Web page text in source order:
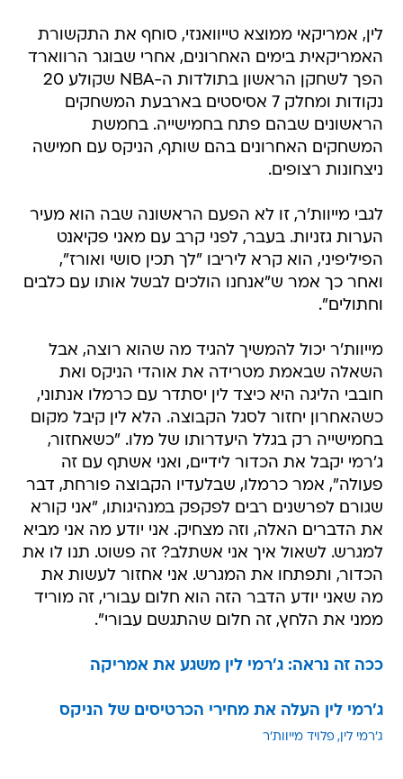
לין, אמריקאי ממוצא טייוואנזי, סוחף את התקשורת
האמריקאית בימים האחרונים, אחרי שבוגר הרווארד
הפך לשחקן הראשון בתולדות ה-NBA שקולע 20
נקודות ומחלק 7 אסיסטים בארבעת המשחקים
הראשונים שבהם פתח בחמישייה. בחמשת
המשחקים האחרונים בהם שותף, הניקס עם חמישה
ניצחונות רצופים.
לגבי מייוות'ר, זו לא הפעם הראשונה שבה הוא מעיר
הערות גזניות. בעבר, לפני קרב עם מאני פקיאנט
הפיליפיני, הוא קרא ליריבו "לך תכין סושי ואורז",
ואחר כך אמר ש"אנחנו הולכים לבשל אותו עם כלבים
וחתולים".
מייוות'ר יכול להמשיך להגיד מה שהוא רוצה, אבל
השאלה שבאמת מטרידה את אוהדי הניקס ואת
חובבי הליגה היא כיצד לין יסתדר עם כרמלו אנתוני,
כשהאחרון יחזור לסגל הקבוצה. הלא לין קיבל מקום
בחמישייה רק בגלל היעדרותו של מלו. "כשאחזור,
ג'רמי יקבל את הכדור לידיים, ואני אשתף עם זה
פעולה", אמר כרמלו, שבלעדיו הקבוצה פורחת, דבר
שגורם לפרשנים רבים לפקפק במנהיגותו, "אני קורא
את הדברים האלה, וזה מצחיק. אני יודע מה אני מביא
למגרש. לשאול איך אני אשתלב? זה פשוט. תנו לו את
הכדור, ותפתחו את המגרש. אני אחזור לעשות את
מה שאני יודע הדבר הזה הוא חלום עבורי, זה מוריד
ממני את הלחץ, זה חלום שהתגשם עבורי".
ככה זה נראה: ג'רמי לין משגע את אמריקה
ג'רמי לין העלה את מחירי הכרטיסים של הניקס
ג'רמי לין פלויד מייוות'ר